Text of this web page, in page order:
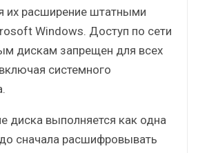
их расширение штатными
Windows. Доступ по сети
дискам запрещен для всех
системного
диска выполняется как одна
сначала расшифровывать